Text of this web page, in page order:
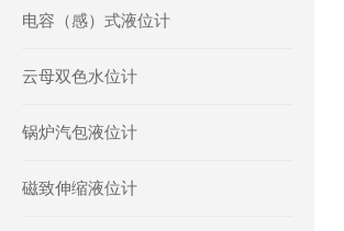
电容（感）式液位计
云母双色水位计
锅炉汽包液位计
磁致伸缩液位计